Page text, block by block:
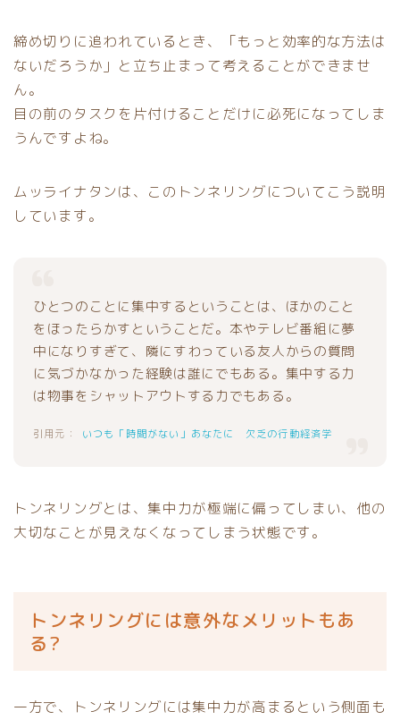
締め切りに追われているとき、「もっと効率的な方法は
ないだろうか」と立ち止まって考えることができませ
ん。
目の前のタスクを片付けることだけに必死になってしま
うんですよね。
ムッライナタンは、このトンネリングについてこう説明
しています。
ひとつのことに集中するということは、ほかのこと
をほったらかすということだ。本やテレビ番組に夢
中になりすぎて、隣にすわっている友人からの質問
に気づかなかった経験は誰にでもある。集中する力
は物事をシャットアウトする力でもある。
いつも「時間がない」あなたに 欠乏の行動経済学
トンネリングとは、集中力が極端に偏ってしまい、他の
大切なことが見えなくなってしまう状態です。
トンネリングには意外なメリットもあ
る?
一方で、トンネリングには集中力が高まるという側面も